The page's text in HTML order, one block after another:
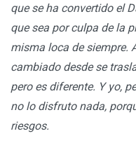
que se ha convertido el
que sea por culpa de la
misma loca de siempre.
cambiado desde se
pero es diferente. Y yo,
no lo disfruto nada,
riesgos.